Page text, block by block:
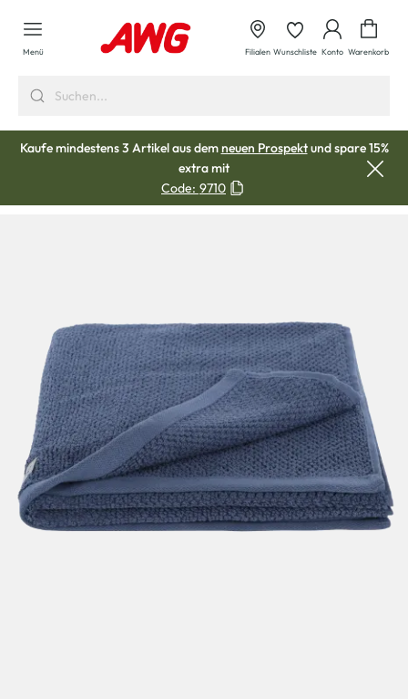
springen
Menü Filialen Wunschliste Konto Warenkorb
Kaufe mindestens 3 Artikel aus demneuen Prospektund spare 15%
extra mit
Code: 9710